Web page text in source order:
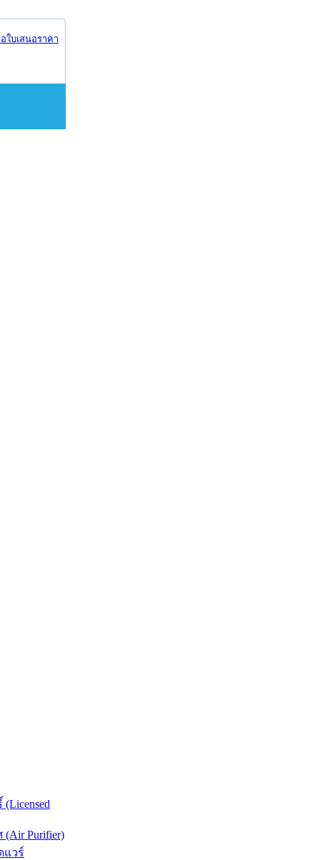
บเสนอราคา
Purifier)
แวร์